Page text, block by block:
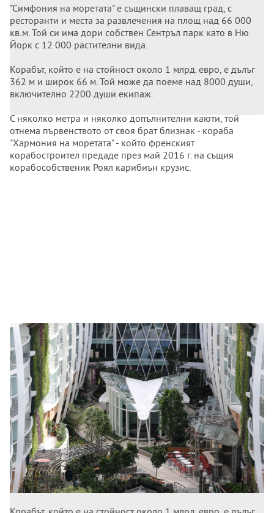
"Симфония на моретата" е същински плаващ град, с
ресторанти и места за развлечения на площ над 66 000
кв.м. Той си има дори собствен Сентръл парк като в Ню
Йорк с 12 000 растителни вида.
Корабът, който е на стойност около 1 млрд. евро, е дълъг
362 м и широк 66 м. Той може да поеме над 8000 души,
включително 2200 души екипаж.
С няколко метра и няколко допълнителни каюти, той
отнема първенството от своя брат близнак - кораба
"Хармония на моретата" - който френският
корабостроител предаде през май 2016 г. на същия
корабособственик Роял карибиън крузис.